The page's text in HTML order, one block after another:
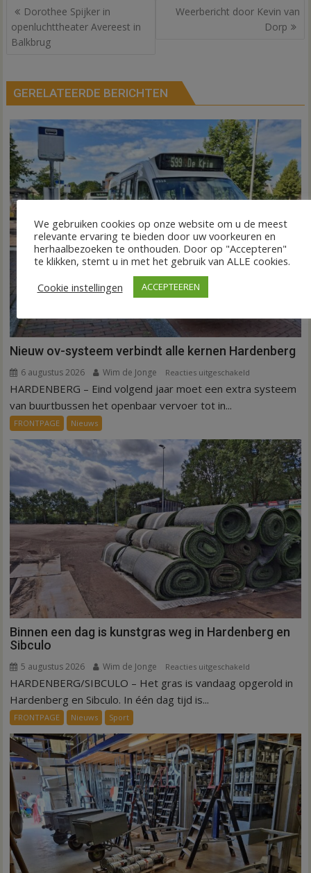
Bericht
navigatie
Dorothee Spijker in
openluchttheater Avereest in
Balkbrug
Weerbericht door Kevin van
Dorp
GERELATEERDE BERICHTEN
Nieuw ov-systeem verbindt alle kernen Hardenberg
6 augustus 2026 Wim de Jonge Reacties uitgeschakeld
Nieuw
alle
kernen
Hardenberg
HARDENBERG – Eind volgend jaar moet een extra systeem
van buurtbussen het openbaar vervoer tot in...
FRONTPAGE Nieuws
Binnen een dag is kunstgras weg in Hardenberg en
Sibculo
5 augustus 2026 Wim de Jonge Reacties uitgeschakeld
Binnen
kunstgras
weg
in
Hardenberg
en
Sibculo
HARDENBERG/SIBCULO – Het gras is vandaag opgerold in
Hardenberg en Sibculo. In één dag tijd is...
FRONTPAGE Nieuws Sport
We gebruiken cookies op onze website om u de meest
relevante ervaring te bieden door uw voorkeuren en
herhaalbezoeken te onthouden. Door op "Accepteren"
te klikken, stemt u in met het gebruik van ALLE cookies.
Cookie instellingen
ACCEPTEEREN